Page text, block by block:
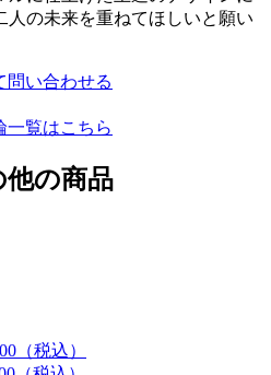
人の未来を重ねてほしいと願い
問い合わせる
一覧はこちら
他の商品
（税込）